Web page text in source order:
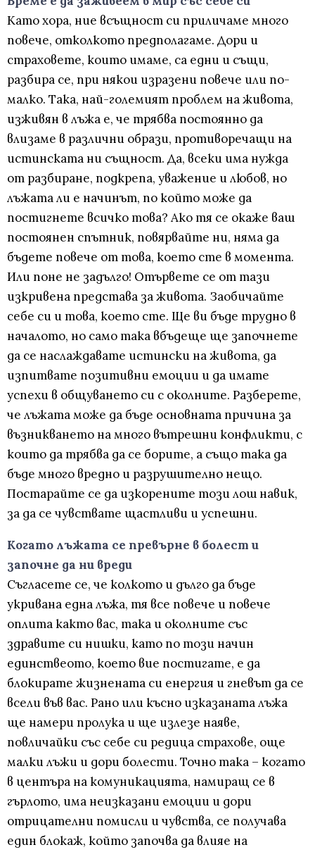
Kато хора, ние всъщност си приличаме много
повече, отколкото предполагаме. Дори и
страховете, които имаме, са едни и същи,
разбира се, при някои изразени повече или по-
малко. Така, най-големият проблем на живота,
изживян в лъжа е, че трябва постоянно да
влизаме в различни образи, противоречащи на
истинската ни същност. Да, всеки има нужда
от разбиране, подкрепа, уважение и любов, но
лъжата ли е начинът, по който може да
постигнете всичко това? Ако тя се окаже ваш
постоянен спътник, повярвайте ни, няма да
бъдете повече от това, което сте в момента.
Или поне не задълго! Отървете се от тази
изкривена представа за живота. Заобичайте
себе си и това, което сте. Ще ви бъде трудно в
началото, но само така вбъдеще ще започнете
да се наслаждавате истински на живота, да
изпитвате позитивни емоции и да имате
успехи в общуването си с околните. Разберете,
че лъжата може да бъде основната причина за
възникването на много вътрешни конфликти, с
които да трябва да се борите, а също така да
бъде много вредно и разрушително нещо.
Постарайте се да изкорените този лош навик,
за да се чувствате щастливи и успешни.
Когато лъжата се превърне в болест и
започне да ни вреди
Съгласете се, че колкото и дълго да бъде
укривана една лъжа, тя все повече и повече
оплита както вас, така и околните със
здравите си нишки, като по този начин
единствеото, което вие постигате, е да
блокирате жизнената си енергия и гневът да се
всели във вас. Рано или късно изказаната лъжа
ще намери пролука и ще излезе наяве,
повличайки със себе си редица страхове, още
малки лъжи и дори болести. Точно така – когато
в центъра на комуникацията, намиращ се в
гърлото, има неизказани емоции и дори
отрицателни помисли и чувства, се получава
един блокаж, който започва да влияе на